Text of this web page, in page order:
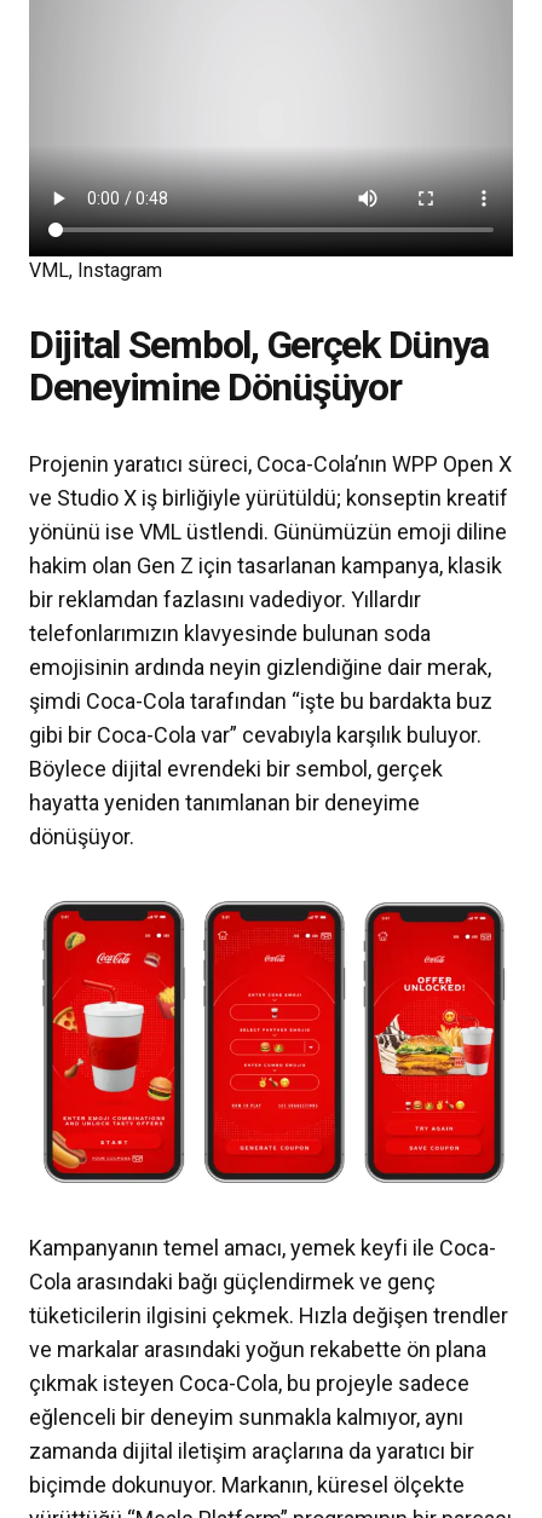
VML, Instagram
Dijital Sembol, Gerçek Dünya
Deneyimine Dönüşüyor
Projenin yaratıcı süreci, Coca-Cola’nın WPP Open X
ve Studio X iş birliğiyle yürütüldü; konseptin kreatif
yönünü ise VML üstlendi. Günümüzün emoji diline
hakim olan Gen Z için tasarlanan kampanya, klasik
bir reklamdan fazlasını vadediyor. Yıllardır
telefonlarımızın klavyesinde bulunan soda
emojisinin ardında neyin gizlendiğine dair merak,
şimdi Coca-Cola tarafından “işte bu bardakta buz
gibi bir Coca-Cola var” cevabıyla karşılık buluyor.
Böylece dijital evrendeki bir sembol, gerçek
hayatta yeniden tanımlanan bir deneyime
dönüşüyor.
Kampanyanın temel amacı, yemek keyfi ile Coca-
Cola arasındaki bağı güçlendirmek ve genç
tüketicilerin ilgisini çekmek. Hızla değişen trendler
ve markalar arasındaki yoğun rekabette ön plana
çıkmak isteyen Coca-Cola, bu projeyle sadece
eğlenceli bir deneyim sunmakla kalmıyor, aynı
zamanda dijital iletişim araçlarına da yaratıcı bir
biçimde dokunuyor. Markanın, küresel ölçekte